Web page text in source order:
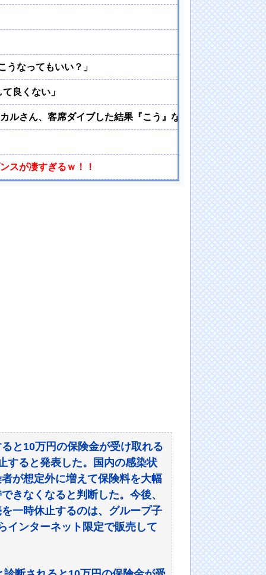
なってもいい？」
良くない」
ルさん、客席ダイブした結果『こう』なってしまいお気持
スが凄すぎるｗ！！
と10万円の保険金が受け取れる
すると発表した。国内の感染状
が想定外に増えて保険料を大幅
きなくなると判断した。今後、
一時休止するのは、グループ子
インターネット限定で販売して